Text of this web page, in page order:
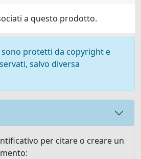
a questo prodotto.
sono protetti da copyright e
salvo diversa
per citare o creare un